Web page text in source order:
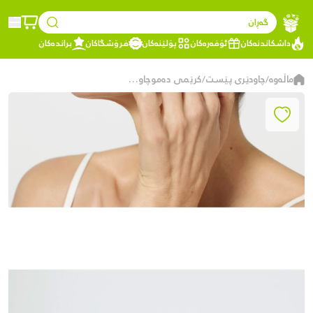
گەڕان
داشکاندنەکان
ئۆفەرەکان پۆلێنەکان فرۆشگاکان براندەکان
ماڵەوە/چاودێری پێست/ کرێمی دەموچاوی ڕۆژانەی لۆریال پاریس ڕیڤیتالیفت دیپ لەیزەر X3 Day، 50ml